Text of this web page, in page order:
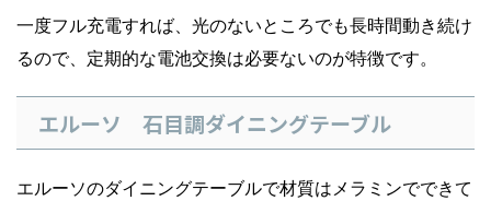
一度フル充電すれば、光のないところでも長時間動き続け
るので、定期的な電池交換は必要ないのが特徴です。
エルーソ 石目調ダイニングテーブル
エルーソのダイニングテーブルで材質はメラミンでできて